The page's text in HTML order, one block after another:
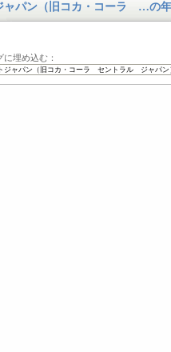
ャパン（旧コカ・コーラ …の
埋め込む：